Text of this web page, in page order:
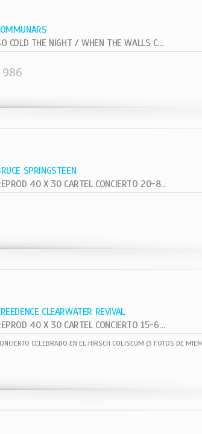
SO COLD THE NIGHT / WHEN THE WALLS COME...
SPRINGSTEEN
REPROD 40 X 30 CARTEL CONCIERTO 20-8-81 VETERAN VIETNAN
CLEARWATER REVIVAL
REPROD 40 X 30 CARTEL CONCIERTO 15-6- ,
CELEBRADO EN EL HIRSCH COLISEUM (3 FOTOS DE